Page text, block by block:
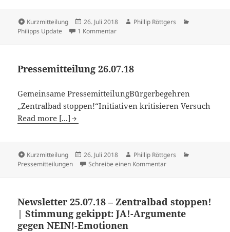
Kurzmitteilung 26. Juli 2018
Phillip Röttgers
Philipps Update
1 Kommentar
Pressemitteilung 26.07.18
Gemeinsame PressemitteilungBürgerbegehren
„Zentralbad stoppen!“Initiativen kritisieren Versuch
Read more [...]
Kurzmitteilung 26. Juli 2018
Phillip Röttgers
Pressemitteilungen
Schreibe einen Kommentar
Newsletter 25.07.18 – Zentralbad stoppen!
| Stimmung gekippt: JA!-Argumente
gegen NEIN!-Emotionen